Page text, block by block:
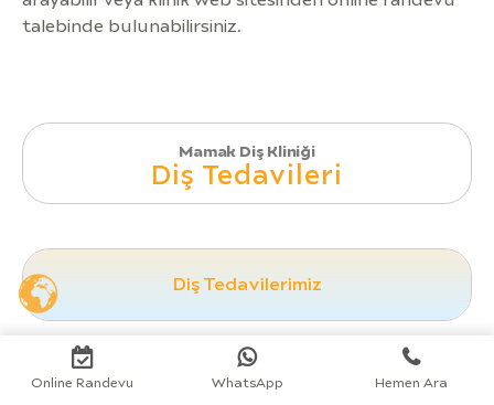
talebinde bulunabilirsiniz.
Mamak Diş Kliniği
Diş Tedavileri
Diş Tedavilerimiz
Online Randevu WhatsApp Hemen Ara